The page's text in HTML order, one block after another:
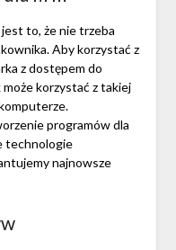
to, że nie trzeba
Aby korzystać z
z dostępem do
korzystać z takiej
programów dla
technologie
najnowsze